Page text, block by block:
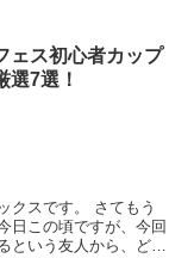
ェス初心者カップ
選7選！
クスです。 さてもう
日この頃ですが、今回
という友人から、どん